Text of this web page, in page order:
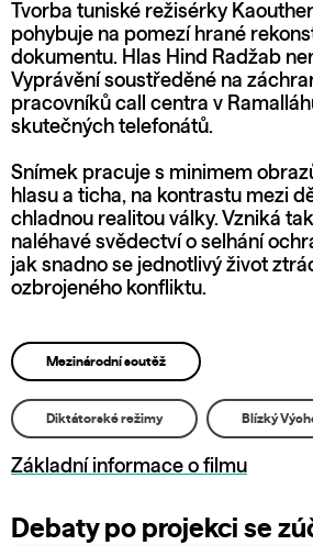
Tvorba tuniské režisérky
pohybuje na pomezí hrané
dokumentu. Hlas Hind Radžab
Vyprávění soustředěné na
pracovníků call centra v
skutečných telefonátů.
Snímek pracuje s minimem
hlasu a ticha, na kontrastu mezi
chladnou realitou války. Vzniká
naléhavé svědectví o selhání
jak snadno se jednotlivý život
ozbrojeného konfliktu.
Mezinárodní soutěž
Diktátorské režimy Blízký
Základní informace o filmu
Debaty po projekci se